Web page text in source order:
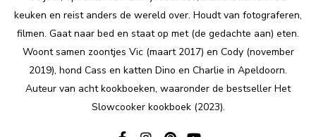
keuken en reist anders de wereld over. Houdt van fotograferen,
filmen. Gaat naar bed en staat op met (de gedachte aan) eten.
Woont samen zoontjes Vic (maart 2017) en Cody (november
2019), hond Cass en katten Dino en Charlie in Apeldoorn.
Auteur van acht kookboeken, waaronder de bestseller Het
Slowcooker kookboek (2023).